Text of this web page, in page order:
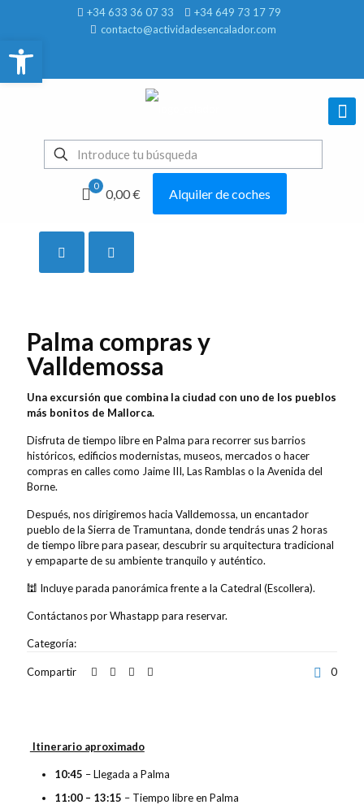
+34 633 36 07 33
+34 649 73 17 79
contacto@actividadesencalador.com
0
0,00 € Alquiler de coches
Palma compras y
Valldemossa
Una excursión que combina la ciudad con uno de los pueblos
más bonitos de Mallorca.
Disfruta de tiempo libre en Palma para recorrer sus barrios
históricos, edificios modernistas, museos, mercados o hacer
compras en calles como Jaime III, Las Ramblas o la Avenida del
Borne.
Después, nos dirigiremos hacia Valldemossa, un encantador
pueblo de la Sierra de Tramuntana, donde tendrás unas 2 horas
de tiempo libre para pasear, descubrir su arquitectura tradicional
y empaparte de su ambiente tranquilo y auténtico.
🕍 Incluye parada panorámica frente a la Catedral (Escollera).
Contáctanos por Whastapp para reservar.
Categoría:
Compartir 0
Itinerario aproximado
10:45 – Llegada a Palma
11:00 – 13:15 – Tiempo libre en Palma
Abrir barra de herramientas